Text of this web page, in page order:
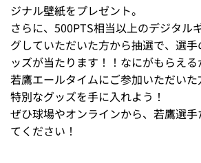
ジナル壁紙をプレゼント。
さらに、500PTS相当以上のデジタル
グしていただいた方から抽選で、選
ッズが当たります！！なにがもらえ
若鷹エールタイムにご参加いただい
特別なグッズを手に入れよう！
ぜひ球場やオンラインから、若鷹選
てください！